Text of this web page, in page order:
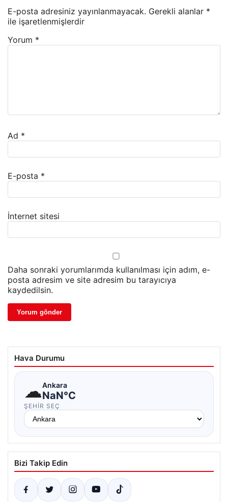
E-posta adresiniz yayınlanmayacak. Gerekli alanlar *
ile işaretlenmişlerdir
Yorum *
Ad *
E-posta *
İnternet sitesi
Daha sonraki yorumlarımda kullanılması için adım, e-
posta adresim ve site adresim bu tarayıcıya
kaydedilsin.
Hava Durumu
☁Ankara
NaN°C
ŞEHIR SEÇ
Bizi Takip Edin